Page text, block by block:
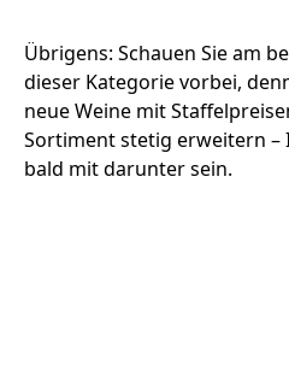
Übrigens: Schauen Sie am
dieser Kategorie vorbei,
neue Weine mit
Sortiment stetig erweitern –
bald mit darunter sein.